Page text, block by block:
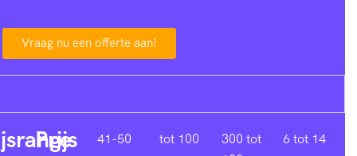
Vraag nu een offerte aan!
Prijs 41-50 tot 100
300 tot
6 tot 14